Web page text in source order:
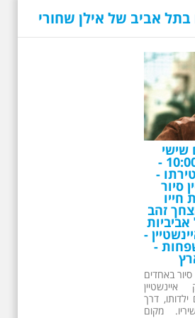
בתל אביב של אילן שחורי
נשמע אחדים
ונסיים את
הקברות
שישי בבוקר
חייו
זהב
-
-
ענק. סיור
איינשטיין
דרך
מקום